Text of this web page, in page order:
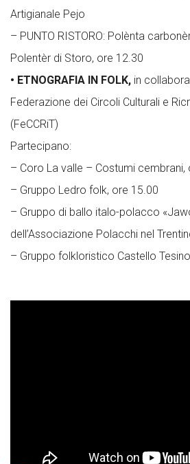
Artigianale Pejo
– PUNTO RISTORO: Polènta
Polentèr di Storo, ore 12.30
• ETNOGRAFIA IN FOLK, in
Federazione dei Circoli Culturali e
(FeCCRiT)
Partecipano:
– Coro La valle – Costumi cembrani,
– Gruppo Ledro folk, ore 15.00
– Gruppo di ballo italo-polacco
dell’Associazione Polacchi nel
– Gruppo folkloristico Castello